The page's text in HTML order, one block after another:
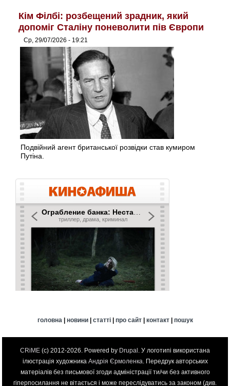
Кім Філбі: розбещений зрадник, який
допоміг Сталіну поневолити пів Європи
Ср, 29/07/2026 - 19:21
Подвійний агент британської розвідки став кумиром
Путіна.
головна| новини| статті| про сайт| контакт| пошук
CRiME (c) 2012-2026. Powered by Drupal . У логотипі використана
ілюстрація художника Андрія Єрмоленка. Передрук авторських
матеріалів без письмової згоди адміністрації ти/чи без активного
гіперпосилання не вітається і може переслідуватись за законом (див.